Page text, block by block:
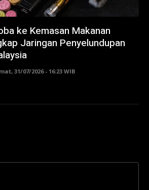
ke Kemasan Makanan
Jaringan Penyelundupan
31/07/2026 - 16:23 WIB